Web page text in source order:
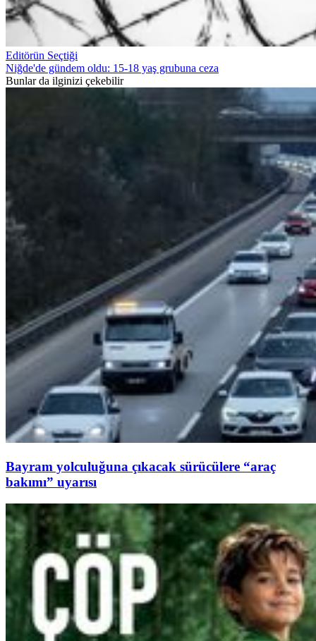
Editörün Seçtiği
Niğde'de gündem oldu: 15-18 yaş grubuna ceza
Bunlar da ilginizi çekebilir
Bayram yolculuğuna çıkacak sürücülere “araç
bakımı” uyarısı